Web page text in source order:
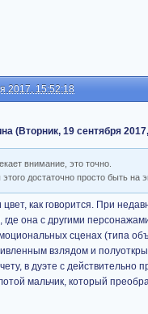
2017, 15:52:18
(Вторник, 19 сентября
внимание, это точно.
достаточно просто быть на
как говорится. При
она с другими
сценах (типа
взлядом и
в дуэте с
мальчик, который